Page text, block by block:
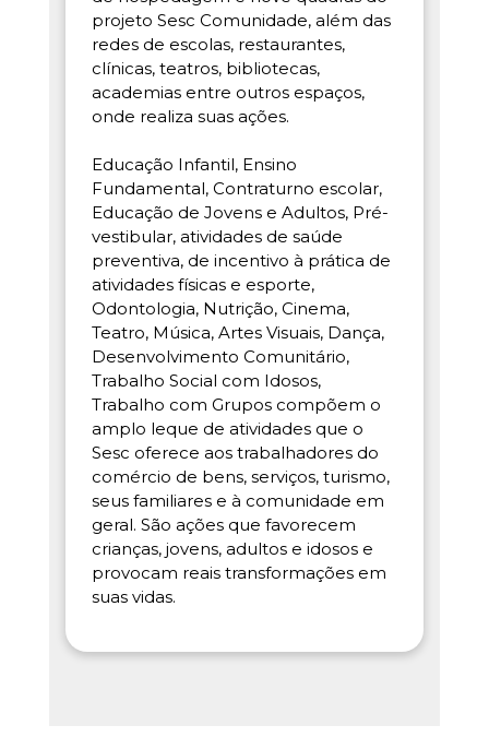
projeto Sesc Comunidade, além das
redes de escolas, restaurantes,
clínicas, teatros, bibliotecas,
academias entre outros espaços,
onde realiza suas ações.
Educação Infantil, Ensino
Fundamental, Contraturno escolar,
Educação de Jovens e Adultos, Pré-
vestibular, atividades de saúde
preventiva, de incentivo à prática de
atividades físicas e esporte,
Odontologia, Nutrição, Cinema,
Teatro, Música, Artes Visuais, Dança,
Desenvolvimento Comunitário,
Trabalho Social com Idosos,
Trabalho com Grupos compõem o
amplo leque de atividades que o
Sesc oferece aos trabalhadores do
comércio de bens, serviços, turismo,
seus familiares e à comunidade em
geral. São ações que favorecem
crianças, jovens, adultos e idosos e
provocam reais transformações em
suas vidas.